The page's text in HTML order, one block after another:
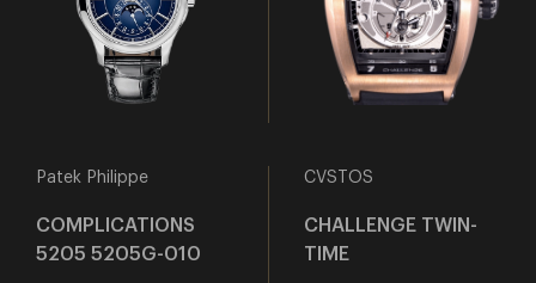
Patek Philippe
COMPLICATIONS
5205 5205G-010
CVSTOS
CHALLENGE TWIN-
TIME